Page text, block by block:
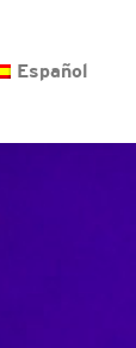
Español